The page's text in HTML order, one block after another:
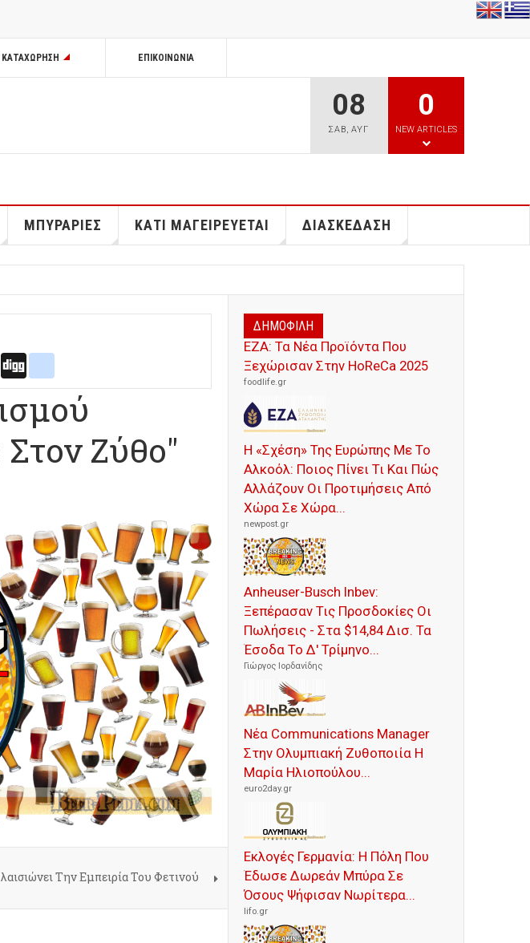
ΚΑΤΑΧΩΡΗΣΗ ΕΠΙΚΟΙΝΩΝΊΑ
08
ΣΑΒ,ΑΥΓ
0
NEW ARTICLES
ΜΠΥΡΑΡΙΕΣ ΚΑΤΙ ΜΑΓΕΙΡΕΥΕΤΑΙ ΔΙΑΣΚΕΔΑΣΗ
delicious
Ζύθο"
Την Εμπειρία Του Φετινού
ΔΗΜΟΦΙΛΗ
ΕΖΑ: Τα Νέα Προϊόντα Που
Ξεχώρισαν Στην HoReCa 2025
foodlife.gr
Η «Σχέση» Της Ευρώπης Με Το
Αλκοόλ: Ποιος Πίνει Τι Και Πώς
Αλλάζουν Οι Προτιμήσεις Από
Χώρα Σε Χώρα...
newpost.gr
Anheuser-Busch Inbev:
Ξεπέρασαν Τις Προσδοκίες Οι
Πωλήσεις - Στα $14,84 Δισ. Τα
Έσοδα Το Δ' Τρίμηνο...
Γιώργος Ιορδανίδης
Νέα Communications Manager
Στην Ολυμπιακή Ζυθοποιία Η
Μαρία Ηλιοπούλου...
euro2day.gr
Εκλογές Γερμανία: Η Πόλη Που
Έδωσε Δωρεάν Μπύρα Σε
Όσους Ψήφισαν Νωρίτερα...
lifo.gr